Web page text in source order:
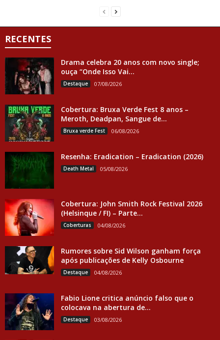
RECENTES
Drama celebra 20 anos com novo single;
ouça “Onde Isso Vai...
Destaque 07/08/2026
Cobertura: Bruxa Verde Fest 8 anos –
Meroth, Deadpan, Sangue de...
Bruxa verde Fest 06/08/2026
Resenha: Eradication – Eradication (2026)
Death Metal 05/08/2026
Cobertura: John Smith Rock Festival 2026
(Helsinque / FI) – Parte...
Coberturas 04/08/2026
Rumores sobre Sid Wilson ganham força
após publicações de Kelly Osbourne
Destaque 04/08/2026
Fabio Lione critica anúncio falso que o
colocava na abertura de...
Destaque 03/08/2026